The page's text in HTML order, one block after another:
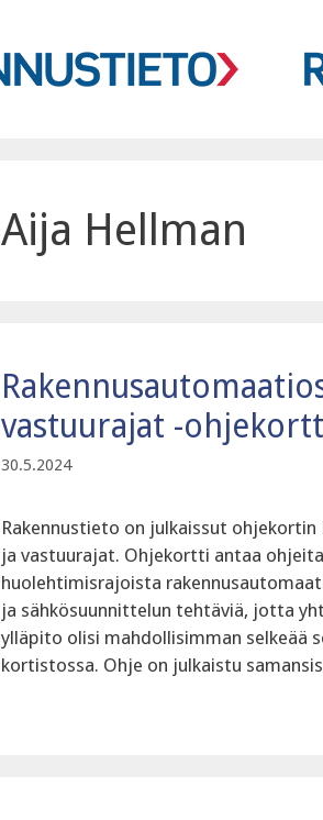
Aija Hellman
vastuurajat -
30.5.2024
Rakennustieto on julkaissut
ja vastuurajat. Ohjekortti antaa
huolehtimisrajoista
ja sähkösuunnittelun tehtäviä, jotta
ylläpito olisi mahdollisimman selkeää
kortistossa. Ohje on julkaistu